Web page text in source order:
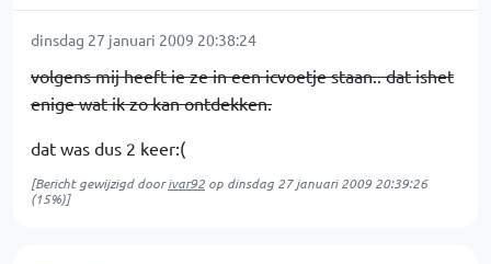
dinsdag 27 januari 2009 20:38:24
volgens mij heeft ie ze in een icvoetje staan.. dat ishet
enige wat ik zo kan ontdekken.
dat was dus 2 keer:(
[Bericht gewijzigd doorivar92 op dinsdag 27 januari 2009 20:39:26
(15%)]